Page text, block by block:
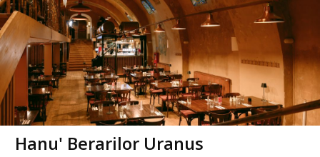
Hanu' Berarilor Uranus